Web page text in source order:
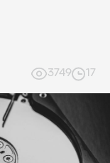
3749 17